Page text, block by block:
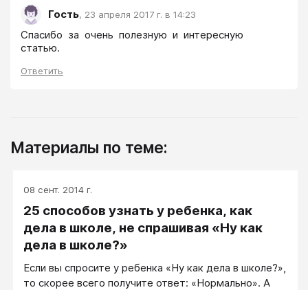
Гость, 23 апреля 2017 г. в 14:23
Спасибо  за  очень  полезную  и  интересную
статью.
Ответить
Материалы по теме:
08 сент. 2014 г.
25 способов узнать у ребенка, как
дела в школе, не спрашивая «Ну как
дела в школе?»
Если вы спросите у ребенка «Ну как дела в школе?»,
то скорее всего получите ответ: «Нормально». А